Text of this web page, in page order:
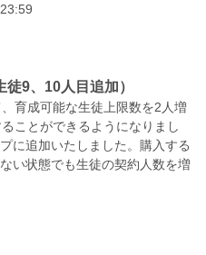
9、10人目追加）
育成可能な生徒上限数を2人増
ことができるようになりまし
に追加いたしました。購入する
い状態でも生徒の契約人数を増